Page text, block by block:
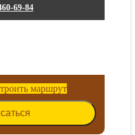
69-84
маршрут